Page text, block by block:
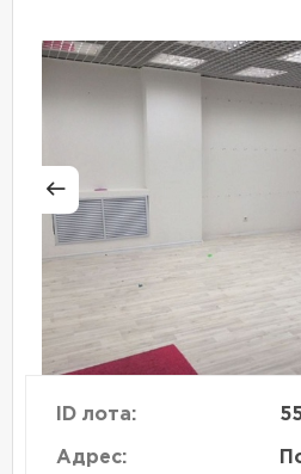
ID лота:
Адрес: